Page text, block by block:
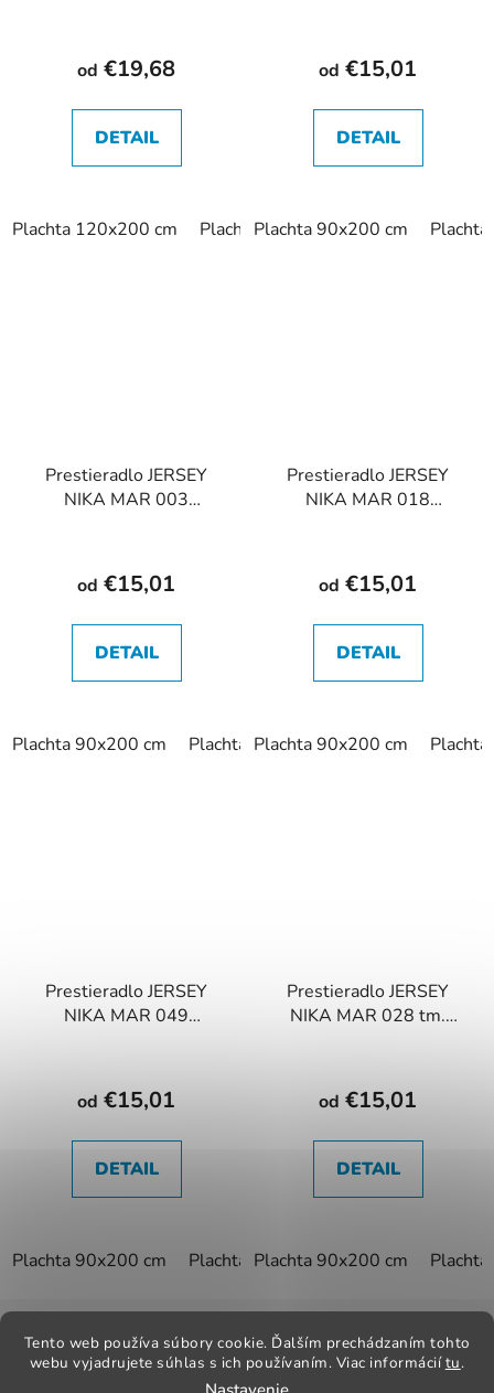
Tento web používa súbory cookie. Ďalším prechádzaním tohto
webu vyjadrujete súhlas s ich používaním. Viac informáciítu.
od €19,68
DETAIL
Plachta 120x200 cm Plachta 140x200 cm Plachta
od €15,01
DETAIL
Plachta 90x200 cm
Prestieradlo JERSEY
NIKA MAR 003
od €15,01
DETAIL
Plachta 90x200 cm Plachta 180x200 cm
Prestieradlo JERSEY
NIKA MAR 018
od €15,01
DETAIL
Plachta 90x200 cm
Prestieradlo JERSEY
NIKA MAR 049
od €15,01
DETAIL
Plachta 90x200 cm Plachta 180x200 cm Plachta
Prestieradlo JERSEY
NIKA MAR 028 tm.
od €15,01
DETAIL
Plachta 90x200 cm
Z
Kontakt Obchodné podmienky
Odstúpenie od zmluvy
Reklamačný poriadok Obchodné podmienky